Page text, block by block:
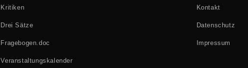
Kritiken
Drei Sätze
Fragebogen.doc
Veranstaltungskalender
Kontakt
Datenschutz
Impressum